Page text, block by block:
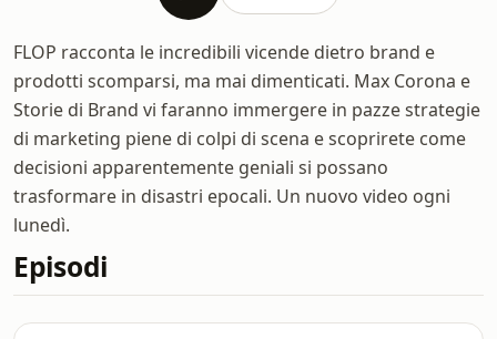
FLOP racconta le incredibili vicende dietro brand e
prodotti scomparsi, ma mai dimenticati. Max Corona e
Storie di Brand vi faranno immergere in pazze strategie
di marketing piene di colpi di scena e scoprirete come
decisioni apparentemente geniali si possano
trasformare in disastri epocali. Un nuovo video ogni
lunedì.
Episodi